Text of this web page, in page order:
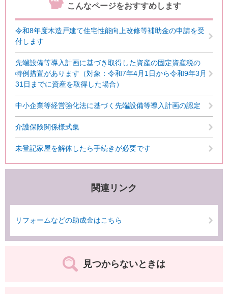
こんなページをおすすめします
令和8年度木造戸建て住宅性能向上改修等補助金の申請を受
付します
先端設備等導入計画に基づき取得した資産の固定資産税の
特例措置があります（対象：令和7年4月1日から令和9年3月
31日までに資産を取得した場合）
中小企業等経営強化法に基づく先端設備等導入計画の認定
介護保険関係様式集
未登記家屋を解体したら手続きが必要です
関連リンク
リフォームなどの助成金はこちら
見つからないときは